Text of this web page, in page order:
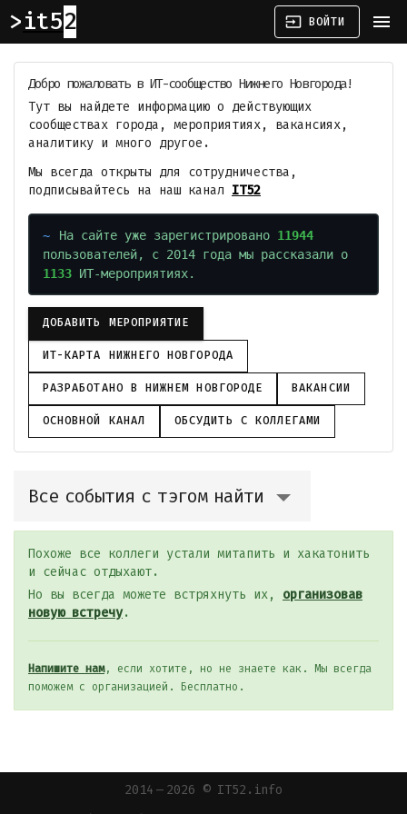
it52 input ВОЙТИ menu
Добро пожаловать в ИТ-сообщество Нижнего Новгорода!
Тут вы найдете информацию о действующих
сообществах города, мероприятиях, вакансиях,
аналитику и много другое.
Мы всегда открыты для сотрудничества,
подписывайтесь на наш канал IT52
На сайте уже зарегистрировано 11944
пользователей, с 2014 года мы рассказали о
1133 ИТ-мероприятиях.
ДОБАВИТЬ МЕРОПРИЯТИЕ
ИТ-КАРТА НИЖНЕГО НОВГОРОДА
РАЗРАБОТАНО В НИЖНЕМ НОВГОРОДЕ ВАКАНСИИ
ОСНОВНОЙ КАНАЛ ОБСУДИТЬ С КОЛЛЕГАМИ
Все события с тэгом найти
Похоже все коллеги устали митапить и хакатонить
и сейчас отдыхают.
Но вы всегда можете встряхнуть их, организовав
новую встречу.
Напишите нам, если хотите, но не знаете как. Мы всегда
поможем с организацией. Бесплатно.
2014 — 2026 © IT52.info